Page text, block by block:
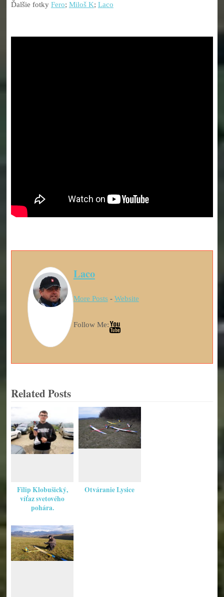
Ďalšie fotky Fero; Miloš K; Laco
Laco
More Posts- Website
Follow Me:
Related Posts
Filip Klobušický,
víťaz svetového
pohára.
Otváranie Lysice